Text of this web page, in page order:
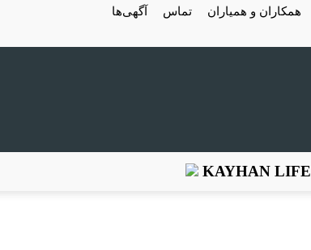
همکاران و همیاران تماس آگهی‌ها
KAYHAN LIFE